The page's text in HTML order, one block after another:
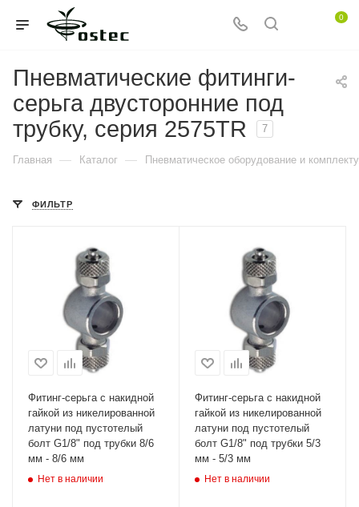
0
Пневматические фитинги-
серьга двусторонние под
трубку, серия 2575TR
7
Главная — Каталог — Пневматическое оборудование и
ФИЛЬТР
Фитинг-серьга с накидной
гайкой из никелированной
латуни под пустотелый
болт G1/8" под трубки 8/6
мм - 8/6 мм
Нет в наличии
Фитинг-серьга с накидной
гайкой из никелированной
латуни под пустотелый
болт G1/8" под трубки 5/3
мм - 5/3 мм
Нет в наличии